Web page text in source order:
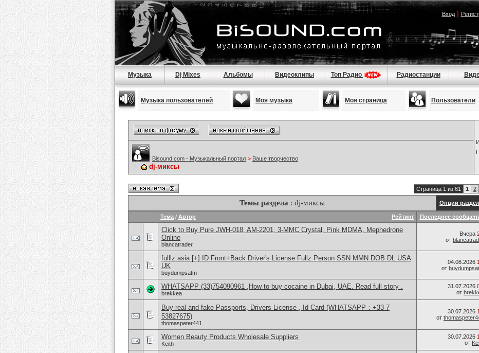
Вход|
Музыка Dj Mixes Альбомы Видеоклипы Топ Радио Радиостанции
Музыка пользователей Моя музыка Моя страница Пользователи
Bisound.com - Музыкальный портал > Ваше творчество
dj-миксы
Страница 1 из 61 1 2
Темы раздела : dj-миксы Опции
Рейтинг
Тема / Автор Последнее
Click to Buy Pure JWH-018, AM-2201, 3-MMC Crystal, Pink MDMA, Mephedrone
Online
blancatrader
Вчера
от
fulllz.asia [+] ID Front+Back Driver's License Fullz Person SSN MMN DOB DL USA
UK
buydumpsatm
04.08.2026
от
WHATSAPP (33)754090961 ,How to buy cocaine in Dubai, UAE. Read full story .
brekkea
31.07.2026
от
Buy real and fake Passports, Drivers License , Id Card (WHATSAPP：+33 7
53827675)
thomaspeter441
30.07.2026
от
Women Beauty Products Wholesale Suppliers
Keith
30.07.2026
от